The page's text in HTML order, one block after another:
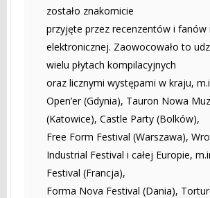
zostało znakomicie
przyjęte przez recenzentów i fanów
elektronicznej. Zaowocowało to
wielu płytach kompilacyjnych
oraz licznymi występami w kraju,
Open’er (Gdynia), Tauron Nowa
(Katowice), Castle Party (Bolków),
Free Form Festival (Warszawa),
Industrial Festival i całej Europie,
Festival (Francja),
Forma Nova Festival (Dania),